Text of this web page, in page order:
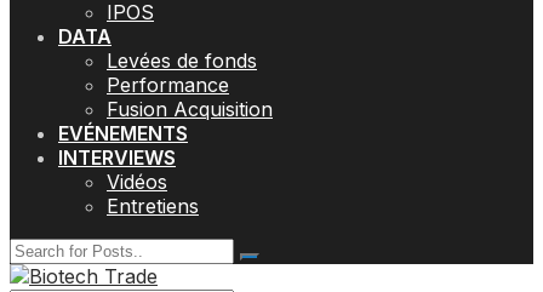
IPOS
DATA
Levées de fonds
Performance
Fusion Acquisition
EVÉNEMENTS
INTERVIEWS
Vidéos
Entretiens